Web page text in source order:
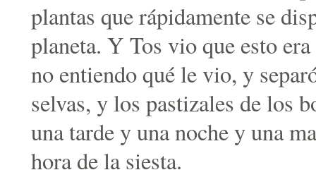
plantas que rápidamente se
planeta. Y Tos vio que esto
no entiendo qué le vio, y
selvas, y los pastizales de los
una tarde y una noche y una
hora de la siesta.